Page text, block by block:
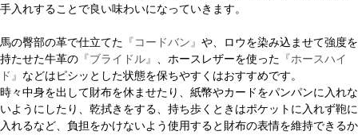
手入れすることで良い味わいになっていきます。
馬の臀部の革で仕立てた 『コードバン』 や、ロウを染み込ませて強度を
持たせた牛革の 『ブライドル』 、ホースレザーを使った 『ホースハイ
ド』 などはピシッとした状態を保ちやすくはおすすめです。
時々中身を出して財布を休ませたり、紙幣やカードをパンパンに入れな
いようにしたり、乾拭きをする、持ち歩くときはポケットに入れず鞄に
入れるなど、負担をかけないよう使用すると財布の表情を維持できるか